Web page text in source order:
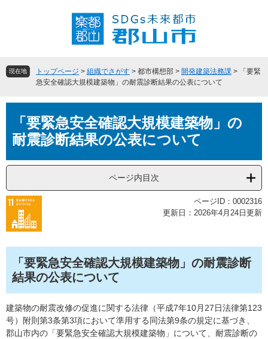
頭
飛現在地 トップページ > 組織でさがす > 都市構想部 > 開発建築法務課 >
「要緊
急安全確認大規模建築物」の耐震診断結果の公表について
「要緊急安全確認大規模建築物」の
耐震診断結果の公表について
ページ内目次
ページID：0002316
更新日：2026年4月24日更新
「要緊急安全確認大規模建築物」の耐震診断
結果の公表について
建築物の耐震改修の促進に関する法律（平成7年10月27日法律第123
号）附則第3条第3項において準用する同法第9条の規定に基づき、
郡山市内の「要緊急安全確認大規模建築物」について、耐震診断の